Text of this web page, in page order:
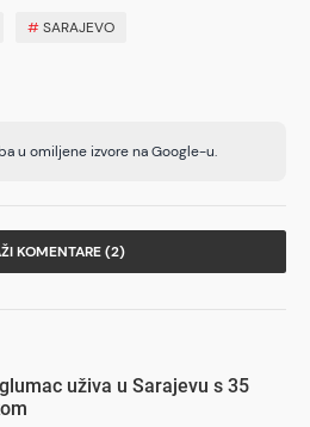
#SARAJEVO
u omiljene izvore na Google-u.
KOMENTARE (2)
uživa u Sarajevu s 35